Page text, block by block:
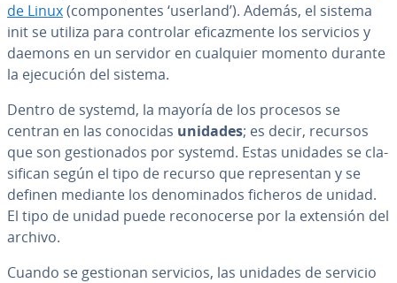
de Linux(co­m­po­ne­n­tes ‘userland’). Además, el sistema
init se utiliza para controlar efi­ca­z­me­n­te los servicios y
daemons en un servidor en cualquier momento durante
la ejecución del sistema.
Dentro de systemd, la mayoría de los procesos se
centran en las conocidas unidades; es decir, recursos
que son ge­s­tio­na­dos por systemd. Estas unidades se cla­
si­fi­can según el tipo de recurso que re­pre­se­n­tan y se
definen mediante los de­no­mi­na­dos ficheros de unidad.
El tipo de unidad puede re­co­no­ce­r­se por la extensión del
archivo.
Cuando se gestionan servicios, las unidades de servicio